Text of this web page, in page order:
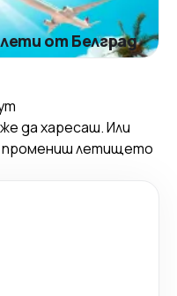
от Белград
да харесаш. Или
промениш летището